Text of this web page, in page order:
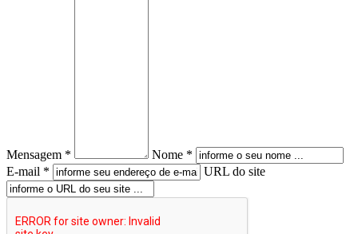
Mensagem *
Nome *
E-mail *
URL do site